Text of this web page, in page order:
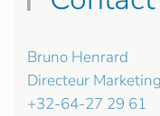
Bruno Henrard
Directeur Marketing
+32-64-27 29 61